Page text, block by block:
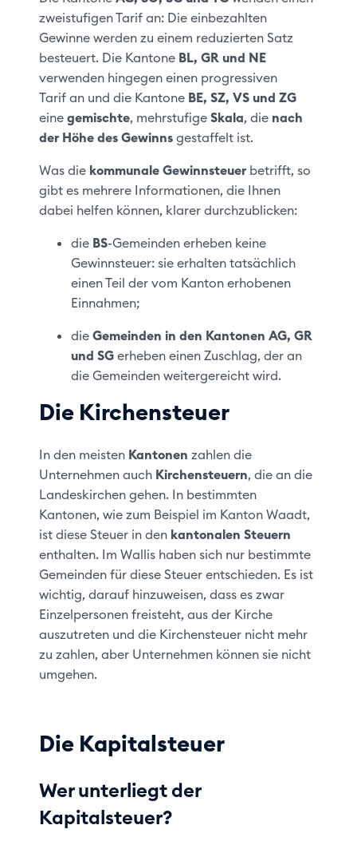
zweistufigen Tarif an: Die einbezahlten
Gewinne werden zu einem reduzierten Satz
besteuert. Die Kantone BL, GR und NE
verwenden hingegen einen progressiven
Tarif an und die Kantone BE, SZ, VS und ZG
einegemischte, mehrstufigeSkala, die nach
der Höhe des Gewinns gestaffelt ist.
Was die kommunale Gewinnsteuer betrifft, so
gibt es mehrere Informationen, die Ihnen
dabei helfen können, klarer durchzublicken:
die BS-Gemeinden erheben keine
Gewinnsteuer: sie erhalten tatsächlich
einen Teil der vom Kanton erhobenen
Einnahmen;
dieGemeinden in den Kantonen AG, GR
und SG erheben einen Zuschlag, der an
die Gemeinden weitergereicht wird.
Die Kirchensteuer
In den meisten Kantonen zahlen die
Unternehmen auch Kirchensteuern, die an die
Landeskirchen gehen. In bestimmten
Kantonen, wie zum Beispiel im Kanton Waadt,
ist diese Steuer in den kantonalen Steuern
enthalten. Im Wallis haben sich nur bestimmte
Gemeinden für diese Steuer entschieden. Es ist
wichtig, darauf hinzuweisen, dass es zwar
Einzelpersonen freisteht, aus der Kirche
auszutreten und die Kirchensteuer nicht mehr
zu zahlen, aber Unternehmen können sie nicht
umgehen.
Die Kapitalsteuer
Wer unterliegt der
Kapitalsteuer?